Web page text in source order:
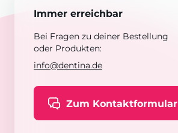
Immer erreichbar
Bei Fragen zu deiner Bestellung
oder Produkten:
info@dentina.de
Zum Kontaktformular